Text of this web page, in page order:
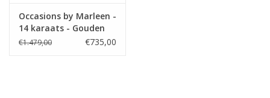
Occasions by Marleen -
14 karaats - Gouden
armband - Closed for
€1.479,00 €735,00